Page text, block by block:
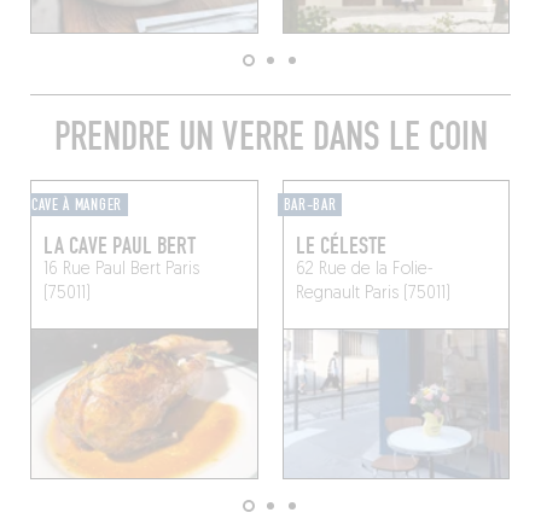
PRENDRE UN VERRE DANS LE COIN
CAVE À MANGER
LA CAVE PAUL BERT
16 Rue Paul BertParis
(75011)
BAR-BAR
LE CÉLESTE
62 Rue de la Folie-
RegnaultParis (75011)